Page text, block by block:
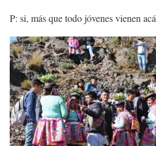
P: si, más que todo jóvenes vienen acá